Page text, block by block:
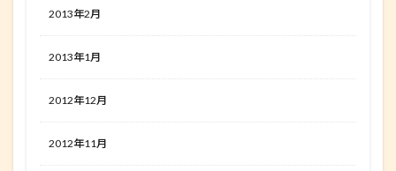
2013年2月
2013年1月
2012年12月
2012年11月